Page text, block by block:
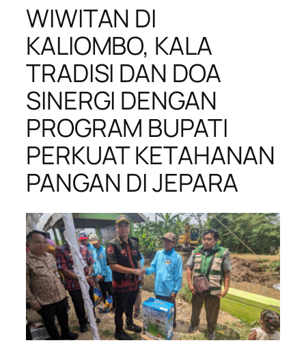
WIWITAN DI
KALIOMBO, KALA
TRADISI DAN DOA
SINERGI DENGAN
PROGRAM BUPATI
PERKUAT KETAHANAN
PANGAN DI JEPARA